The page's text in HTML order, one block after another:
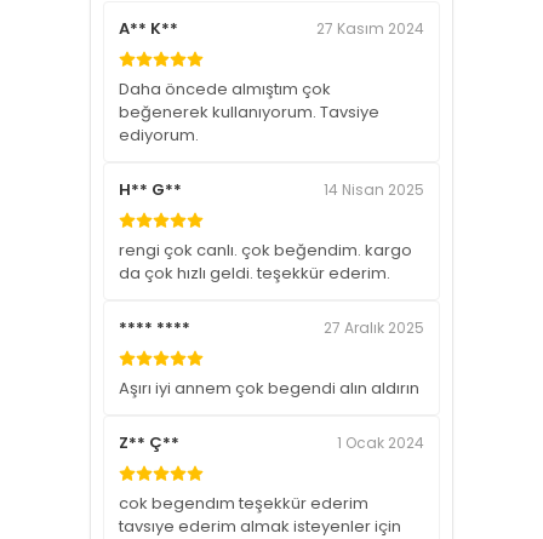
A** K** 27 Kasım 2024
Daha öncede almıştım çok
beğenerek kullanıyorum. Tavsiye
ediyorum.
H** G** 14 Nisan 2025
rengi çok canlı. çok beğendim. kargo
da çok hızlı geldi. teşekkür ederim.
**** **** 27 Aralık 2025
Aşırı iyi annem çok begendi alın aldırın
Z** Ç** 1 Ocak 2024
cok begendım teşekkür ederim
tavsıye ederim almak isteyenler için